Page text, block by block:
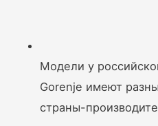
Модели у
Gorenje имеют
страны-